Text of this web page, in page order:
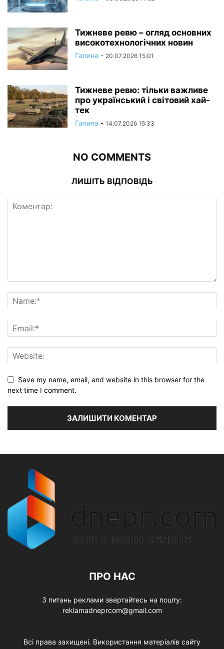
Тижневе ревю – огляд основних
високотехнологічних новин
Галина - 20.07.2026 15:01
Тижневе ревю: тільки важливе
про український і світовий хай-
тек
Галина - 14.07.2026 15:33
NO COMMENTS
ЛИШІТЬ ВІДПОВІДЬ
Save my name, email, and website in this browser for the
next time I comment.
ПРО НАС
З питань реклами звертайтесь на пошту:
reklamadneprcom@gmail.com
Всі права захищені. Використання матеріалів сайту